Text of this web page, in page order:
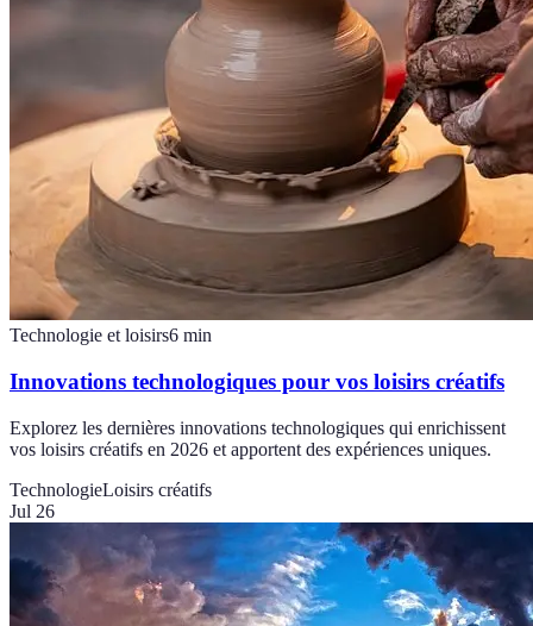
Technologie et loisirs6 min
Innovations technologiques pour vos loisirs créatifs
Explorez les dernières innovations technologiques qui enrichissent
vos loisirs créatifs en 2026 et apportent des expériences uniques.
TechnologieLoisirs créatifs
Jul 26